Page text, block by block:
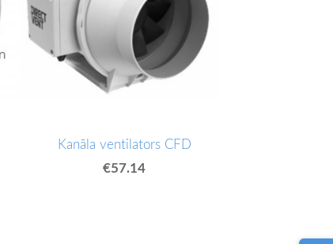
Kanāla ventilators CFD
€57.14